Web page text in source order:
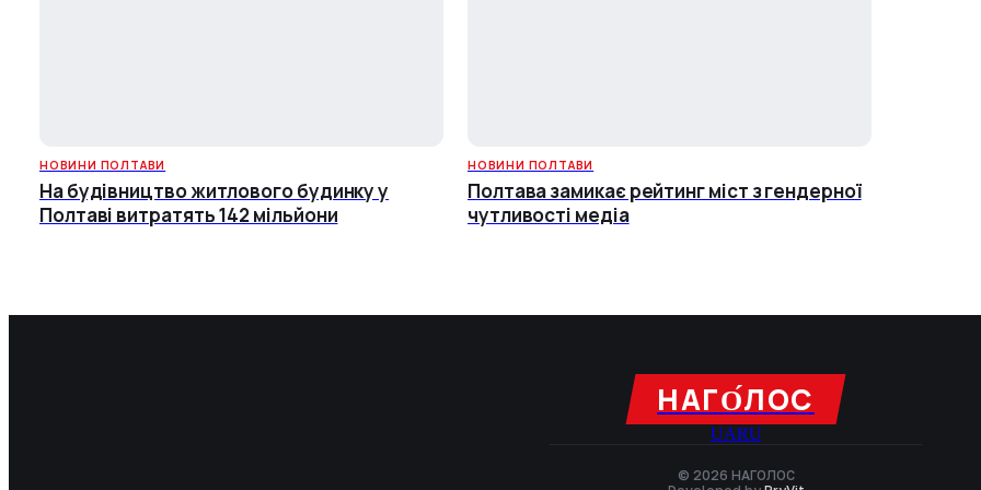
НОВИНИ ПОЛТАВИ
На будівництво житлового будинку у
Полтаві витратять 142 мільйони
НОВИНИ ПОЛТАВИ
Полтава замикає рейтинг міст з гендерної
чутливості медіа
НАГО́ЛОC
UARU
© 2026 НАГОЛОC